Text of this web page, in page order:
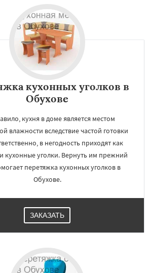
кухонных уголков в
Обухове
кухня в доме является местом
влажности вследствие частой готовки
в негодность приходят как
кухонные уголки. Вернуть им прежний
перетяжка кухонных уголков в
Обухове.
ЗАКАЗАТЬ